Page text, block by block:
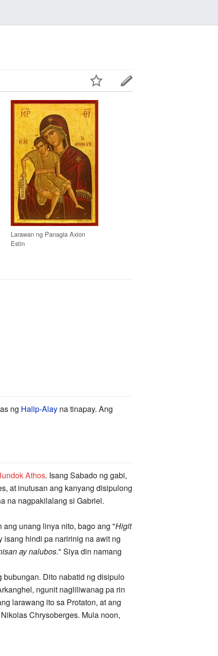
Larawan ng Panagia Axion
Estin
ng Halip-Alay na tinapay. Ang
Athos. Isang Sabado ng gabi,
at inutusan ang kanyang disipulong
na nagpakilalang si Gabriel.
unang linya nito, bago ang "Higit
hindi pa naririnig na awit ng
ay nalubos." Siya din namang
Dito nabatid ng disipulo
ngunit nagliliwanag pa rin
larawang ito sa Protaton, at ang
Chrysoberges. Mula noon,